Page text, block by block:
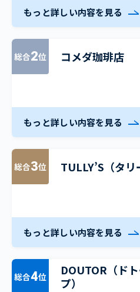
もっと詳しい内容を見る
総合2位 コメダ珈琲店
もっと詳しい内容を見る
総合3位 TULLY’S（タリ
もっと詳しい内容を見る
総合4位
DOUTOR（ド
プ）